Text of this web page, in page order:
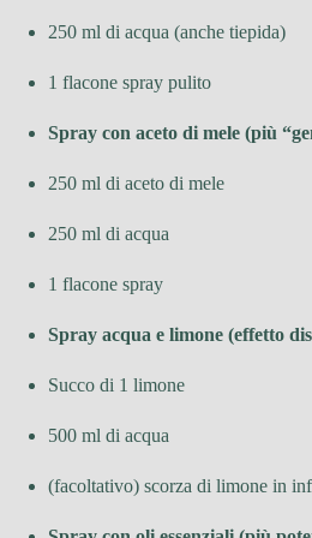
250 ml di acqua (anche tiepida)
1 flacone spray pulito
Spray con aceto di mele (più
250 ml di aceto di mele
250 ml di acqua
1 flacone spray
Spray acqua e limone (effetto
Succo di 1 limone
500 ml di acqua
(facoltativo) scorza di limone in